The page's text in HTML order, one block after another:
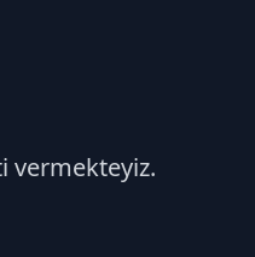
vermekteyiz.